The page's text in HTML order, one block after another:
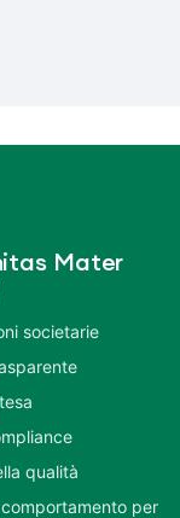
Mater
societarie
qualità
per